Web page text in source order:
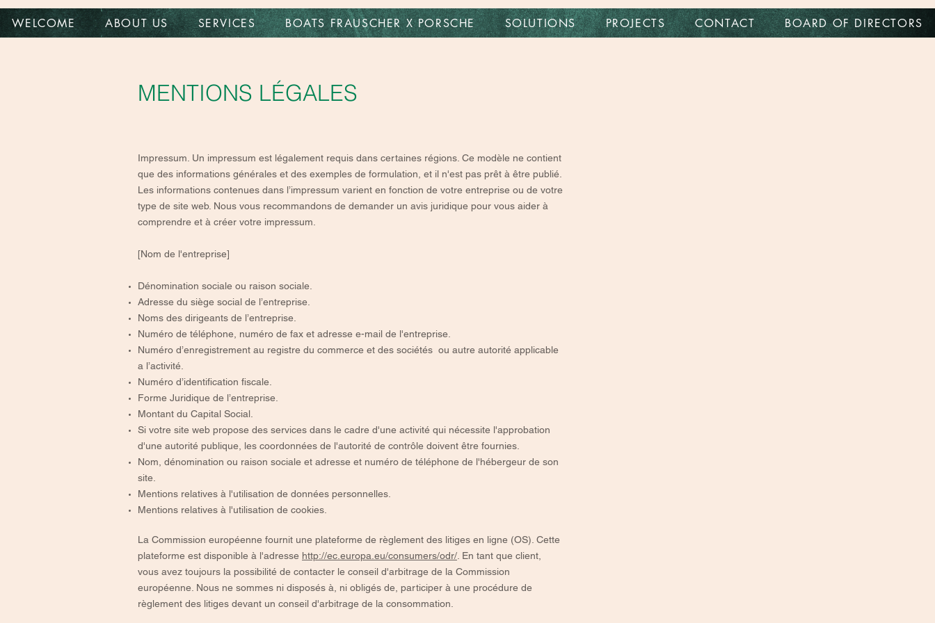
WELCOME ABOUT US SERVICES BOATS FRAUSCHER X PORSCHE SOLUTIONS PROJECTS CONTACT BOARD OF DIRECTORS
MENTIONS LÉGALES
Impressum. Un impressum est légalement requis dans certaines régions. Ce modèle ne contient
que des informations générales et des exemples de formulation, et il n'est pas prêt à être publié.
Les informations contenues dans l’impressum varient en fonction de votre entreprise ou de votre
type de site web. Nous vous recommandons de demander un avis juridique pour vous aider à
comprendre et à créer votre impressum.
[Nom de l'entreprise]
Dénomination sociale ou raison sociale.
Adresse du siège social de l’entreprise.
Noms des dirigeants de l’entreprise.
Numéro de téléphone, numéro de fax et adresse e-mail de l'entreprise.
Numéro d’enregistrement au registre du commerce et des sociétés ou autre autorité applicable
a l’activité.
Numéro d’identification fiscale.
Forme Juridique de l’entreprise.
Montant du Capital Social.
Si votre site web propose des services dans le cadre d'une activité qui nécessite l'approbation
d'une autorité publique, les coordonnées de l'autorité de contrôle doivent être fournies. ​​​
Nom, dénomination ou raison sociale et adresse et numéro de téléphone de l'hébergeur de son
site.
Mentions relatives à l'utilisation de données personnelles.
Mentions relatives à l'utilisation de cookies.
La Commission européenne fournit une plateforme de règlement des litiges en ligne (OS). Cette
plateforme est disponible à l'adresse http://ec.europa.eu/consumers/odr/ . En tant que client,
vous avez toujours la possibilité de contacter le conseil d'arbitrage de la Commission
européenne. Nous ne sommes ni disposés à, ni obligés de, participer à une procédure de
règlement des litiges devant un conseil d'arbitrage de la consommation.